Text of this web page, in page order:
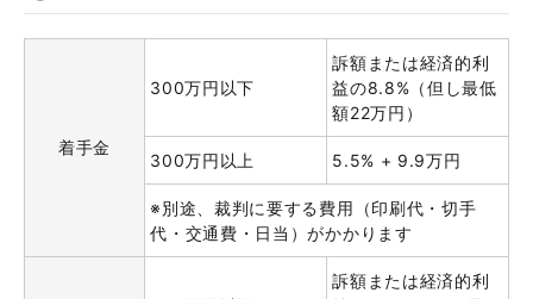
着手金
300万円以下
訴額または経済的利
益の8.8%（但し最低
額22万円）
300万円以上 5.5% + 9.9万円
※別途、裁判に要する費用（印刷代・切手
代・交通費・日当）がかかります
訴額または経済的利